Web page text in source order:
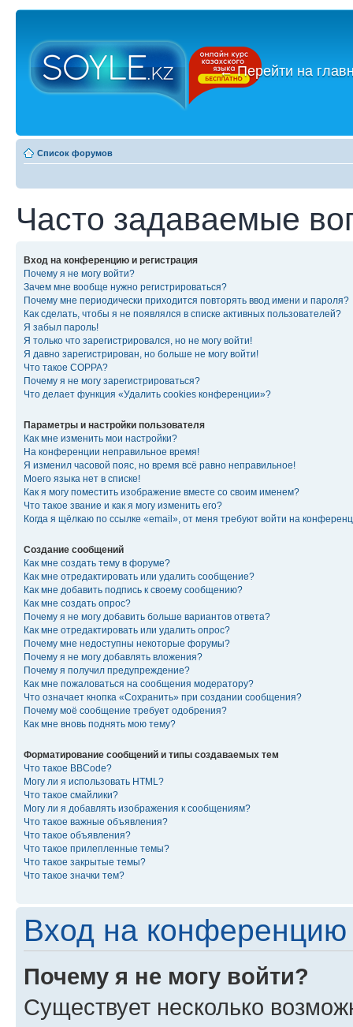
←Перейти на
Список форумов
Часто задаваемые
Вход на конференцию и регистрация
Почему я не могу войти?
Зачем мне вообще нужно регистрироваться?
Почему мне периодически приходится повторять ввод имени и пароля?
Как сделать, чтобы я не появлялся в списке активных пользователей?
Я забыл пароль!
Я только что зарегистрировался, но не могу войти!
Я давно зарегистрирован, но больше не могу войти!
Что такое COPPA?
Почему я не могу зарегистрироваться?
Что делает функция «Удалить cookies конференции»?
Параметры и настройки пользователя
Как мне изменить мои настройки?
На конференции неправильное время!
Я изменил часовой пояс, но время всё равно неправильное!
Моего языка нет в списке!
Как я могу поместить изображение вместе со своим именем?
Что такое звание и как я могу изменить его?
Когда я щёлкаю по ссылке «email», от меня требуют войти на
Создание сообщений
Как мне создать тему в форуме?
Как мне отредактировать или удалить сообщение?
Как мне добавить подпись к своему сообщению?
Как мне создать опрос?
Почему я не могу добавить больше вариантов ответа?
Как мне отредактировать или удалить опрос?
Почему мне недоступны некоторые форумы?
Почему я не могу добавлять вложения?
Почему я получил предупреждение?
Как мне пожаловаться на сообщения модератору?
Что означает кнопка «Сохранить» при создании сообщения?
Почему моё сообщение требует одобрения?
Как мне вновь поднять мою тему?
Форматирование сообщений и типы создаваемых тем
Что такое BBCode?
Могу ли я использовать HTML?
Что такое смайлики?
Могу ли я добавлять изображения к сообщениям?
Что такое важные объявления?
Что такое объявления?
Что такое прилепленные темы?
Что такое закрытые темы?
Что такое значки тем?
Вход на конференцию
Почему я не могу войти?
Существует несколько